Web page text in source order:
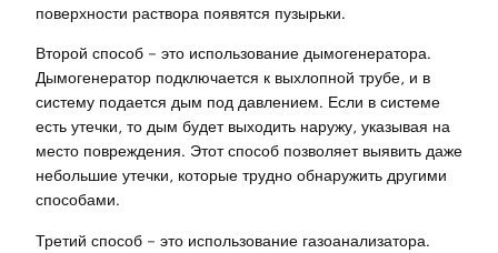
поверхности раствора появятся пузырьки.
Второй способ – это использование дымогенератора.
Дымогенератор подключается к выхлопной трубе, и в
систему подается дым под давлением. Если в системе
есть утечки, то дым будет выходить наружу, указывая на
место повреждения. Этот способ позволяет выявить даже
небольшие утечки, которые трудно обнаружить другими
способами.
Третий способ – это использование газоанализатора.